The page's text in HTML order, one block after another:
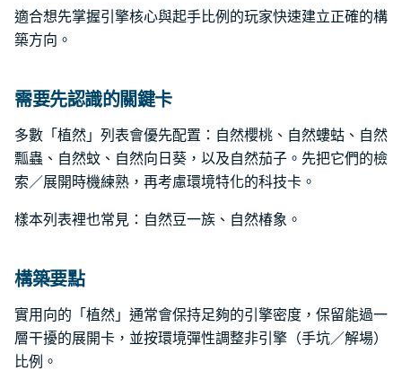
適合想先掌握引擎核心與起手比例的玩家快速建立正確的構
築方向。
需要先認識的關鍵卡
多數「植然」列表會優先配置：自然櫻桃、自然螻蛄、自然
瓢蟲、自然蚊、自然向日葵，以及自然茄子。先把它們的檢
索／展開時機練熟，再考慮環境特化的科技卡。
樣本列表裡也常見：自然豆一族、自然椿象。
構築要點
實用向的「植然」通常會保持足夠的引擎密度，保留能過一
層干擾的展開卡，並按環境彈性調整非引擎（手坑／解場）
比例。